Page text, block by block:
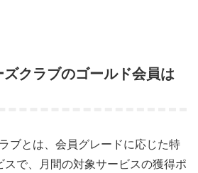
クラブのゴールド会員は
ブとは、会員グレードに応じた特
で、月間の対象サービスの獲得ポ